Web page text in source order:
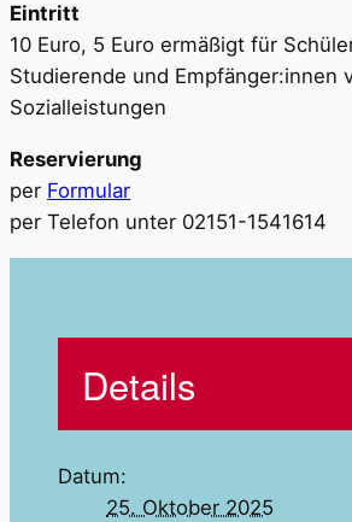
Eintritt
10 Euro, 5 Euro ermäßigt für
Studierende und Empfänger:innen
Sozialleistungen
Reservierung
per Formular
per Telefon unter 02151-1541614
Details
Datum:
25. Oktober 2025